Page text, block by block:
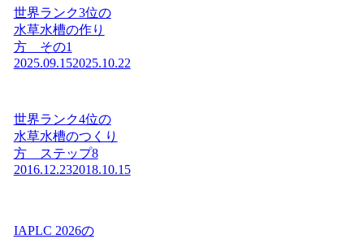
世界ランク3位の
水草水槽の作り
方 その1
2025.09.152025.10.22
世界ランク4位の
水草水槽のつくり
方 ステップ8
2016.12.232018.10.15
IAPLC 2026の